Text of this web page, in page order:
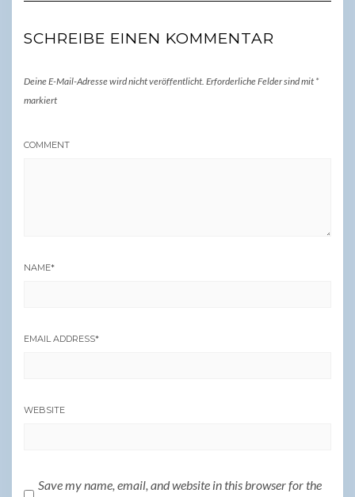
SCHREIBE EINEN KOMMENTAR
Deine E-Mail-Adresse wird nicht veröffentlicht. Erforderliche Felder sind mit *
markiert
COMMENT
NAME*
EMAIL ADDRESS*
WEBSITE
Save my name, email, and website in this browser for the